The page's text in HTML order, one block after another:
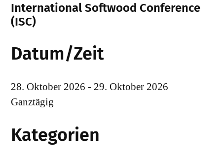
International Softwood Conference
(ISC)
Datum/Zeit
28. Oktober 2026 - 29. Oktober 2026
Ganztägig
Kategorien